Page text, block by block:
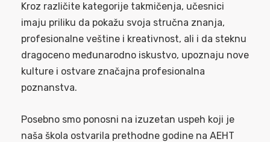
Kroz različite kategorije takmičenja, učesnici
imaju priliku da pokažu svoja stručna znanja,
profesionalne veštine i kreativnost, ali i da steknu
dragoceno međunarodno iskustvo, upoznaju nove
kulture i ostvare značajna profesionalna
poznanstva.
Posebno smo ponosni na izuzetan uspeh koji je
naša škola ostvarila prethodne godine na AEHT